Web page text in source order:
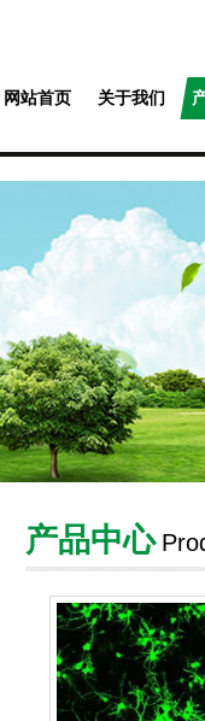
网站首页 关于我们
产品中心